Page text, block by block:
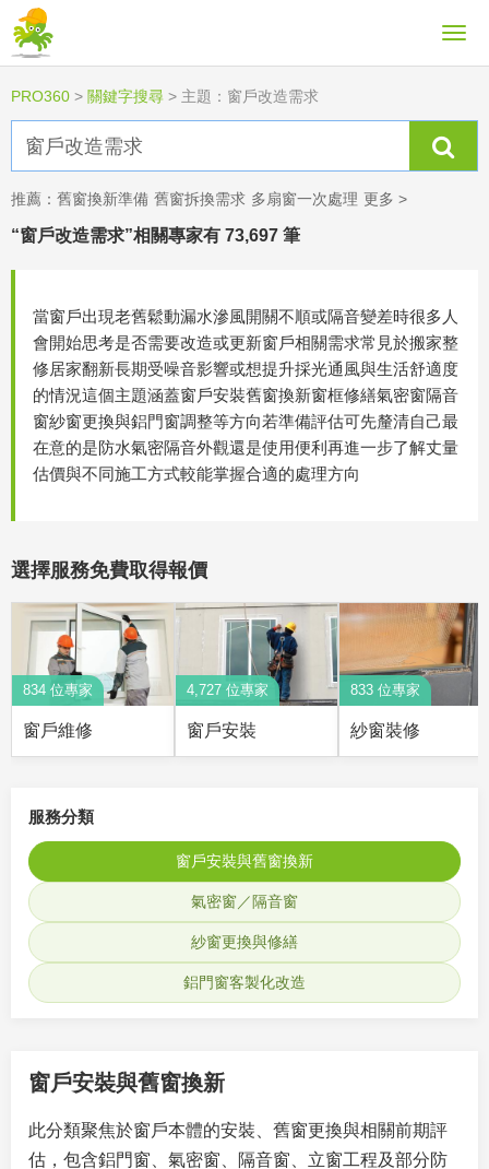
PRO360 > 關鍵字搜尋 > 主題：窗戶改造需求
推薦： 舊窗換新準備 舊窗拆換需求 多扇窗一次處理 更多 >
“窗戶改造需求”相關專家有 73,697 筆
當窗戶出現老舊鬆動漏水滲風開關不順或隔音變差時很多人
會開始思考是否需要改造或更新窗戶相關需求常見於搬家整
修居家翻新長期受噪音影響或想提升採光通風與生活舒適度
的情況這個主題涵蓋窗戶安裝舊窗換新窗框修繕氣密窗隔音
窗紗窗更換與鋁門窗調整等方向若準備評估可先釐清自己最
在意的是防水氣密隔音外觀還是使用便利再進一步了解丈量
估價與不同施工方式較能掌握合適的處理方向
選擇服務免費取得報價
834 位專家
窗戶維修
4,727 位專家
窗戶安裝
833 位專家
紗窗裝修
服務分類
窗戶安裝與舊窗換新
氣密窗／隔音窗
紗窗更換與修繕
鋁門窗客製化改造
窗戶安裝與舊窗換新
此分類聚焦於窗戶本體的安裝、舊窗更換與相關前期評
估，包含鋁門窗、氣密窗、隔音窗、立窗工程及部分防